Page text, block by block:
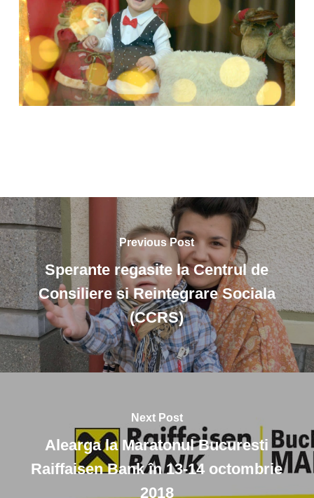
Previous Post
Sperante regasite la Centrul de
Consiliere si Reintegrare Sociala
(CCRS)
Next Post
Alearga la Maratonul Bucuresti
Raiffaisen Bank în 13-14 octombrie
2018